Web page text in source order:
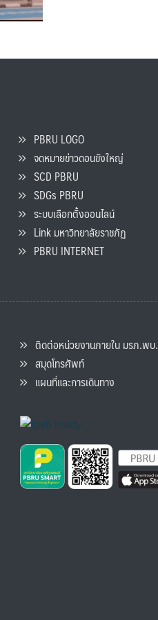
PBRU LOGO
จดหมายข่าวดอนขังใหญ่
SCD PBRU
SDGs PBRU
ระบบเลือกตั้งออนไลน์
Link มหาวิทยาลัยราชภัฏ
PBRU INTERNET
ติดต่อหน่วยงานภายใน มรภ.พบ.
สมุดโทรศัพท์
แผนที่และการเดินทาง